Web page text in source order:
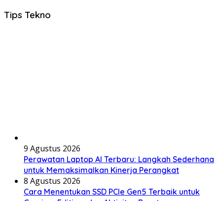
Tips Tekno
9 Agustus 2026
Perawatan Laptop AI Terbaru: Langkah Sederhana
untuk Memaksimalkan Kinerja Perangkat
8 Agustus 2026
Cara Menentukan SSD PCIe Gen5 Terbaik untuk